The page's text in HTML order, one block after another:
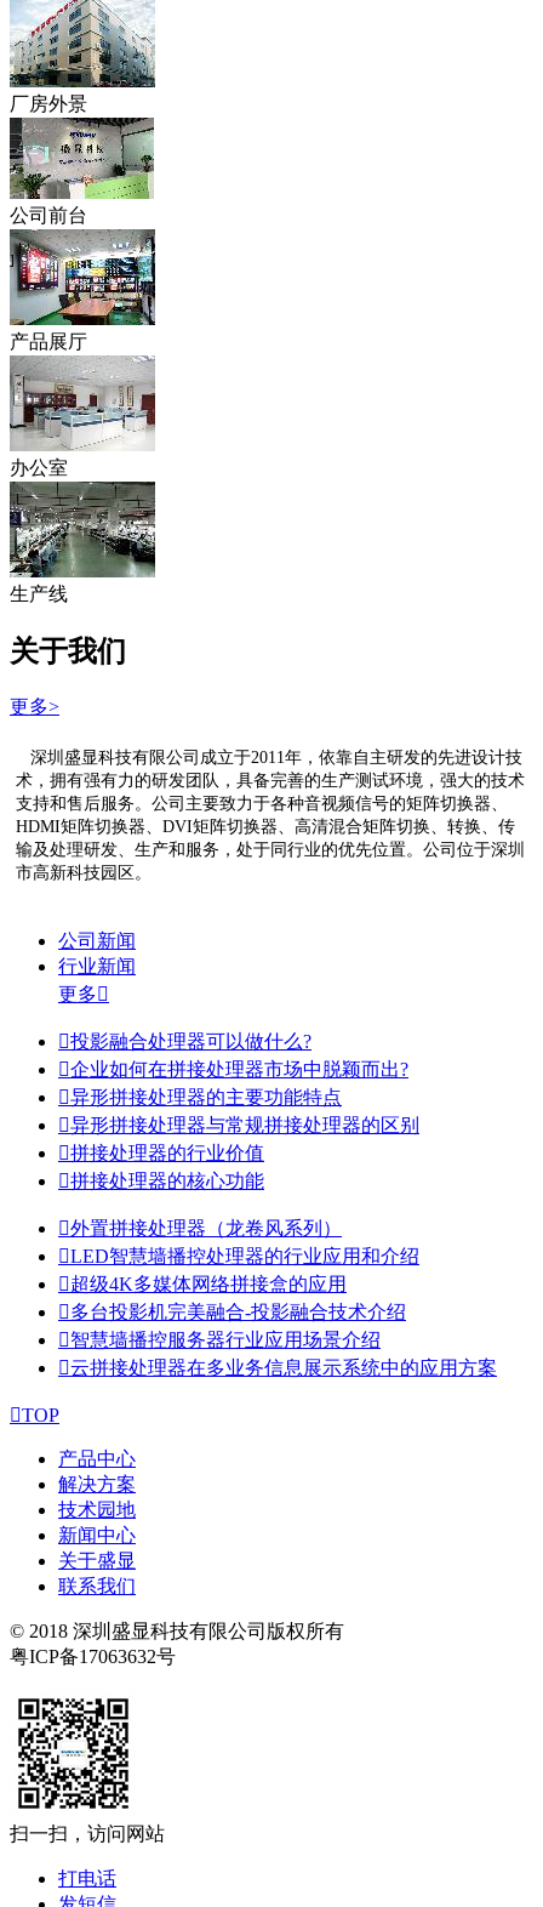
厂房外景
公司前台
产品展厅
办公室
生产线
关于我们
更多>
深圳盛显科技有限公司成立于2011年，依靠自主研发的先进设计技
术，拥有强有力的研发团队，具备完善的生产测试环境，强大的技术
支持和售后服务。公司主要致力于各种音视频信号的矩阵切换器、
HDMI矩阵切换器、DVI矩阵切换器、高清混合矩阵切换、转换、传
输及处理研发、生产和服务，处于同行业的优先位置。公司位于深圳
市高新科技园区。
公司新闻
行业新闻
更多
投影融合处理器可以做什么?
企业如何在拼接处理器市场中脱颖而出?
异形拼接处理器的主要功能特点
异形拼接处理器与常规拼接处理器的区别
拼接处理器的行业价值
拼接处理器的核心功能
外置拼接处理器（龙卷风系列）
LED智慧墙播控处理器的行业应用和介绍
超级4K多媒体网络拼接盒的应用
多台投影机完美融合-投影融合技术介绍
智慧墙播控服务器行业应用场景介绍
云拼接处理器在多业务信息展示系统中的应用方案
TOP
产品中心
解决方案
技术园地
新闻中心
关于盛显
联系我们
© 2018 深圳盛显科技有限公司版权所有
粤ICP备17063632号
扫一扫，访问网站
打电话